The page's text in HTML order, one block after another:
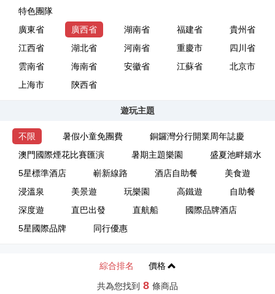
特色團隊
廣東省
廣西省 湖南省 福建省
貴州省
江西省
湖北省 河南省 重慶市
四川省
雲南省
海南省 安徽省 江蘇省
北京市
上海市
陝西省
遊玩主題
不限 暑假小童免團費
銅鑼灣分行開業周年誌慶
澳門國際煙花比賽匯演
暑期主題樂園
盛夏池畔嬉水
5星標準酒店
嶄新線路 酒店自助餐
美食遊
浸溫泉
美景遊 玩樂園 高鐵遊
自助餐
深度遊
直巴出發 直航船
國際品牌酒店
5星國際品牌
同行優惠
綜合排名 價格
共為您找到 8 條商品